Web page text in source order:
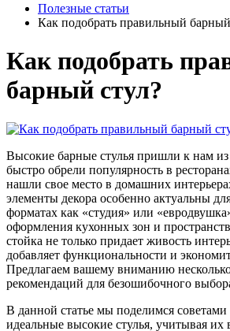
Полезные статьи
Как подобрать правильный барный
Как подобрать
барный стул?
Высокие барные стулья пришли к нам из
быстро обрели популярность в
нашли свое место в домашних
элементы декора особенно актуальны
форматах как «студия» или
оформления кухонных зон и
стойка не только придает живость
добавляет функциональности и
Предлагаем вашему вниманию
рекомендаций для безошибочного
В данной статье мы поделимся советами
идеальные высокие стулья, учитывая их